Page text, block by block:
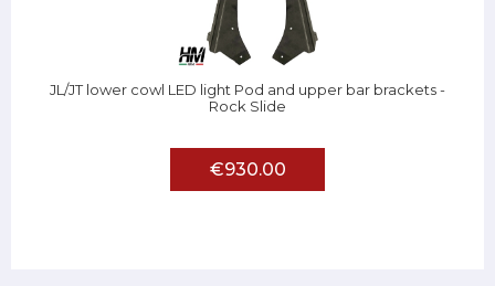
JL/JT lower cowl LED light Pod and upper bar brackets -
Rock Slide
€930.00